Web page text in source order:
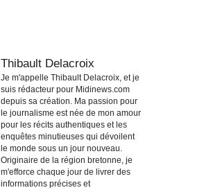
Thibault Delacroix
Je m'appelle Thibault Delacroix, et je
suis rédacteur pour Midinews.com
depuis sa création. Ma passion pour
le journalisme est née de mon amour
pour les récits authentiques et les
enquêtes minutieuses qui dévoilent
le monde sous un jour nouveau.
Originaire de la région bretonne, je
m'efforce chaque jour de livrer des
informations précises et